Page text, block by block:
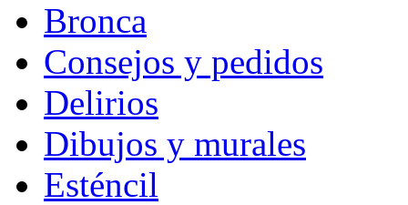
Bronca
Consejos y pedidos
Delirios
Dibujos y murales
Esténcil